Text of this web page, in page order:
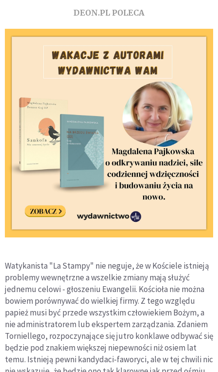
DEON.PL POLECA
Watykanista "La Stampy" nie neguje, że w Kościele istnieją
problemy wewnętrzne a wszelkie zmiany mają służyć
jednemu celowi - głoszeniu Ewangelii. Kościoła nie można
bowiem porównywać do wielkiej firmy. Z tego względu
papież musi być przede wszystkim człowiekiem Bożym, a
nie administratorem lub ekspertem zarządzania. Zdaniem
Torniellego, rozpoczynające się jutro konklawe odbywać się
będzie pod znakiem większej niepewności niż osiem lat
temu. Istnieją pewni kandydaci-faworyci, ale w tej chwili nic